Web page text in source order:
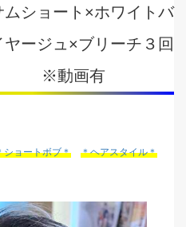
ムショート×ホワイトバ
ヤージュ×ブリーチ３回
※動画有
ショートボブ＊ ＊ヘアスタイル＊